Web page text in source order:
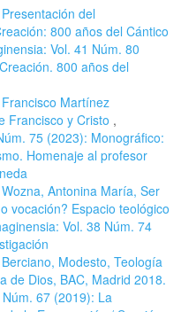
Presentación del
800 años del Cántico
Vol. 41 Núm. 80
800 años del
Francisco Martínez
Francisco y Cristo ,
75 (2023): Monográfico:
Homenaje al profesor
Wozna, Antonina María, Ser
vocación? Espacio teológico
Vol. 38 Núm. 74
Berciano, Modesto, Teología
de Dios, BAC, Madrid 2018.
67 (2019): La